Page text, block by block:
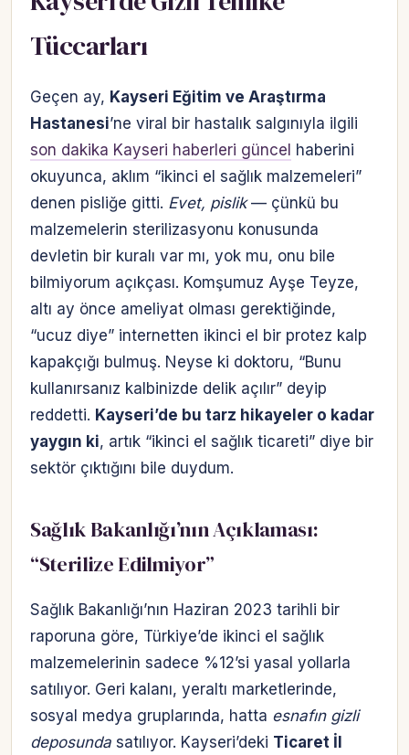
Tüccarları
Geçen ay, Kayseri Eğitim ve Araştırma
Hastanesi’ne viral bir hastalık salgınıyla ilgili
son dakika Kayseri haberleri güncel haberini
okuyunca, aklım “ikinci el sağlık malzemeleri”
denen pisliğe gitti. Evet, pislik— çünkü bu
malzemelerin sterilizasyonu konusunda
devletin bir kuralı var mı, yok mu, onu bile
bilmiyorum açıkçası. Komşumuz Ayşe Teyze,
altı ay önce ameliyat olması gerektiğinde,
“ucuz diye” internetten ikinci el bir protez kalp
kapakçığı bulmuş. Neyse ki doktoru, “Bunu
kullanırsanız kalbinizde delik açılır” deyip
reddetti. Kayseri’de bu tarz hikayeler o kadar
yaygın ki, artık “ikinci el sağlık ticareti” diye bir
sektör çıktığını bile duydum.
Sağlık Bakanlığı’nın Açıklaması:
“Sterilize Edilmiyor”
Sağlık Bakanlığı’nın Haziran 2023 tarihli bir
raporuna göre, Türkiye’de ikinci el sağlık
malzemelerinin sadece %12’si yasal yollarla
satılıyor. Geri kalanı, yeraltı marketlerinde,
sosyal medya gruplarında, hatta esnafın gizli
deposunda satılıyor. Kayseri’deki Ticaret İl